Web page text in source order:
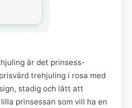
är det prinsess-
trehjuling i rosa med
stadig och lätt att
prinsessan som vill ha en